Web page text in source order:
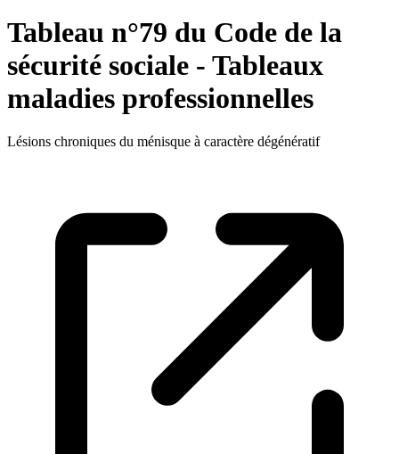
Tableau n°79 du Code de la
sécurité sociale - Tableaux
maladies professionnelles
Lésions chroniques du ménisque à caractère dégénératif